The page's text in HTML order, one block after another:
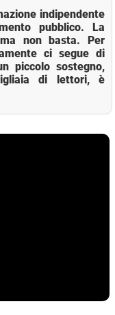
indipendente
pubblico. La
non basta. Per
ci segue di
piccolo sostegno,
di lettori, è